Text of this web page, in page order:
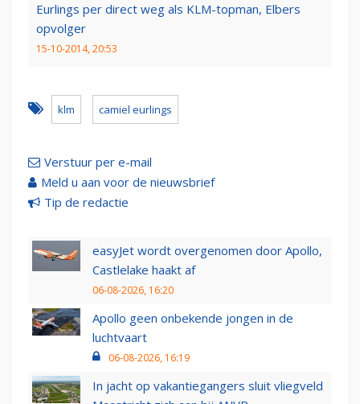
Eurlings per direct weg als KLM-topman, Elbers
opvolger
15-10-2014, 20:53
klm camiel eurlings
Verstuur per e-mail
Meld u aan voor de nieuwsbrief
Tip de redactie
easyJet wordt overgenomen door Apollo,
Castlelake haakt af
06-08-2026, 16:20
Apollo geen onbekende jongen in de
luchtvaart
06-08-2026, 16:19
In jacht op vakantiegangers sluit vliegveld